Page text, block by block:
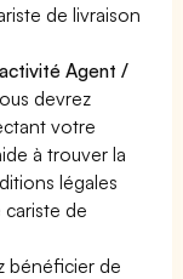
de livraison
Agent /
devrez
votre
à trouver la
légales
de
bénéficier de